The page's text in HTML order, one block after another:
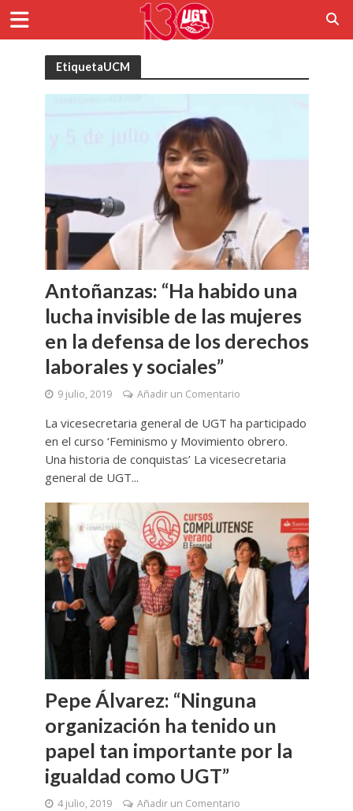
EtiquetaUCM
Antoñanzas: “Ha habido una
lucha invisible de las mujeres
en la defensa de los derechos
laborales y sociales”
9 julio, 2019 Añadir un Comentario
La vicesecretaria general de UGT ha participado
en el curso ‘Feminismo y Movimiento obrero.
Una historia de conquistas’ La vicesecretaria
general de UGT...
Pepe Álvarez: “Ninguna
organización ha tenido un
papel tan importante por la
igualdad como UGT”
4 julio, 2019 Añadir un Comentario